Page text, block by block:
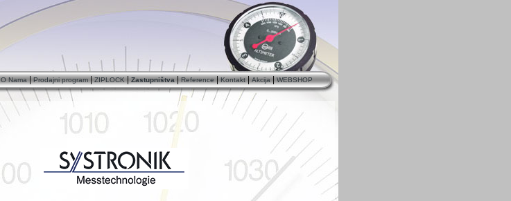
O Nama|Prodajni program|ZIPLOCK|Zastupništva|Reference|Kontakt|Akcija|WEBSHOP